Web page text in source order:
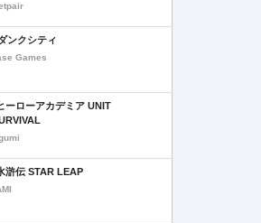
ンクシティ
Games
ーローアカデミア UNIT
滸伝 STAR LEAP